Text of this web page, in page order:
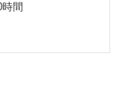
時間